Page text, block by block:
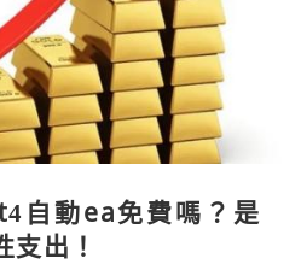
自動ea免費嗎？是
支出！